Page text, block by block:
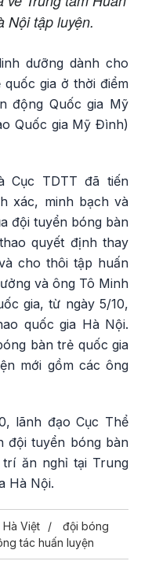
Nội tập luyện.
dưỡng dành cho
gia ở thời điểm
động Quốc gia Mỹ
Quốc gia Mỹ Đình)
Cục TDTT đã tiến
xác, minh bạch và
đội tuyển bóng bàn
quyết định thay
cho thôi tập huấn
và ông Tô Minh
gia, từ ngày 5/10,
quốc gia Hà Nội.
bàn trẻ quốc gia
mới gồm các ông
lãnh đạo Cục Thể
đội tuyển bóng bàn
ăn nghỉ tại Trung
Hà Nội.
Việt
đội bóng
tác huấn luyện